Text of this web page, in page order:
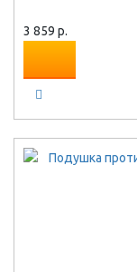
3 859 р.